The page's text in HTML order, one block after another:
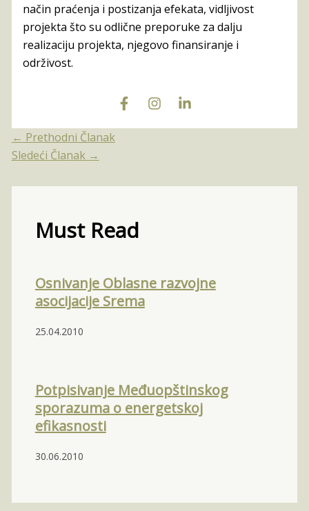
način praćenja i postizanja efekata, vidljivost
projekta što su odlične preporuke za dalju
realizaciju projekta, njegovo finansiranje i
održivost.
← Prethodni Članak
Sledeći Članak →
Must Read
Osnivanje Oblasne razvojne
asocijacije Srema
25.04.2010
Potpisivanje Međuopštinskog
sporazuma o energetskoj
efikasnosti
30.06.2010